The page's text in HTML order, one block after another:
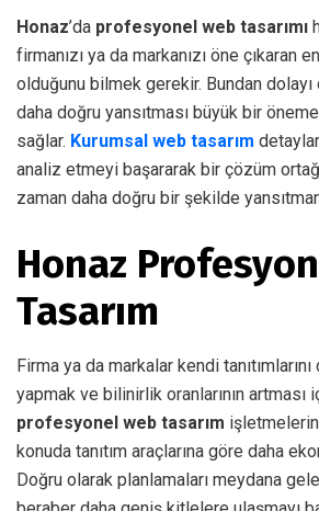
Honaz’da profesyonel web tasarımı
firmanızı ya da markanızı öne çıkaran
olduğunu bilmek gerekir. Bundan
daha doğru yansıtması büyük bir
sağlar. Kurumsal web tasarım
analiz etmeyi başararak bir çözüm
zaman daha doğru bir şekilde
Honaz
Tasarım
Firma ya da markalar kendi
yapmak ve bilinirlik oranlarının artması
profesyonel web tasarım
konuda tanıtım araçlarına göre daha
Doğru olarak planlamaları meydana